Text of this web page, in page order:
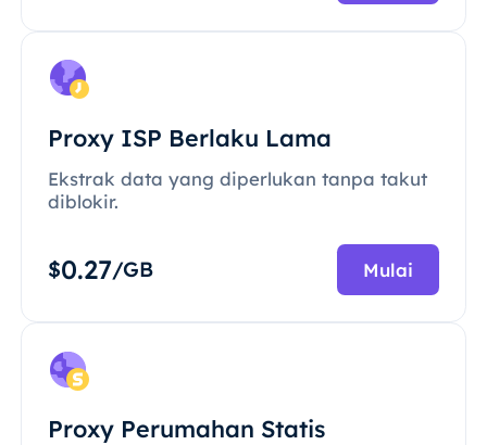
Proxy ISP Berlaku Lama
Ekstrak data yang diperlukan tanpa takut
diblokir.
$0.27/GB Mulai
Proxy Perumahan Statis